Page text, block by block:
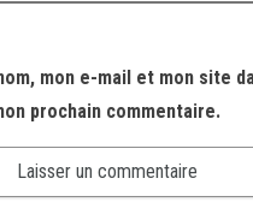
mon e-mail et mon site
prochain commentaire.